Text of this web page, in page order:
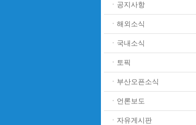
ㆍ공지사항
ㆍ해외소식
ㆍ국내소식
ㆍ토픽
ㆍ부산오픈소식
ㆍ언론보도
ㆍ자유게시판